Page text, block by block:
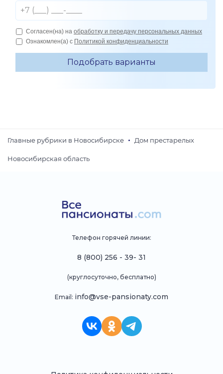
Главные рубрики в Новосибирске Дом престарелых
Новосибирская область
Телефон горячей линии:
8 (800) 256 - 39- 31
(круглосуточно, бесплатно)
Email: info@vse-pansionaty.com